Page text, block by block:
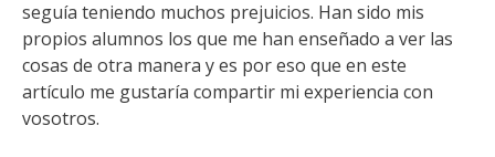
seguía teniendo muchos prejuicios. Han sido mis
propios alumnos los que me han enseñado a ver las
cosas de otra manera y es por eso que en este
artículo me gustaría compartir mi experiencia con
vosotros.